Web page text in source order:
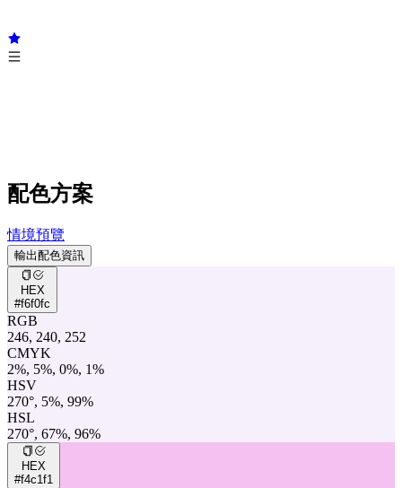
配色方案
情境預覽
輸出配色資訊
HEX
#f6f0fc
RGB
246, 240, 252
CMYK
2%, 5%, 0%, 1%
HSV
270°, 5%, 99%
HSL
270°, 67%, 96%
HEX
#f4c1f1